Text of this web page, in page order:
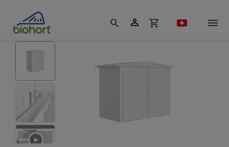
search person shopping_cart